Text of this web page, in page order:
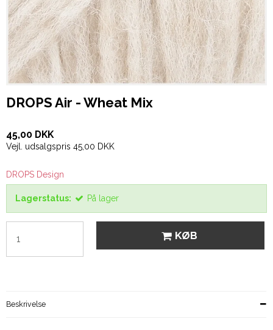
DROPS Air - Wheat Mix
45,00 DKK
Vejl. udsalgspris 45,00 DKK
DROPS Design
Lagerstatus: På lager
KØB
Beskrivelse